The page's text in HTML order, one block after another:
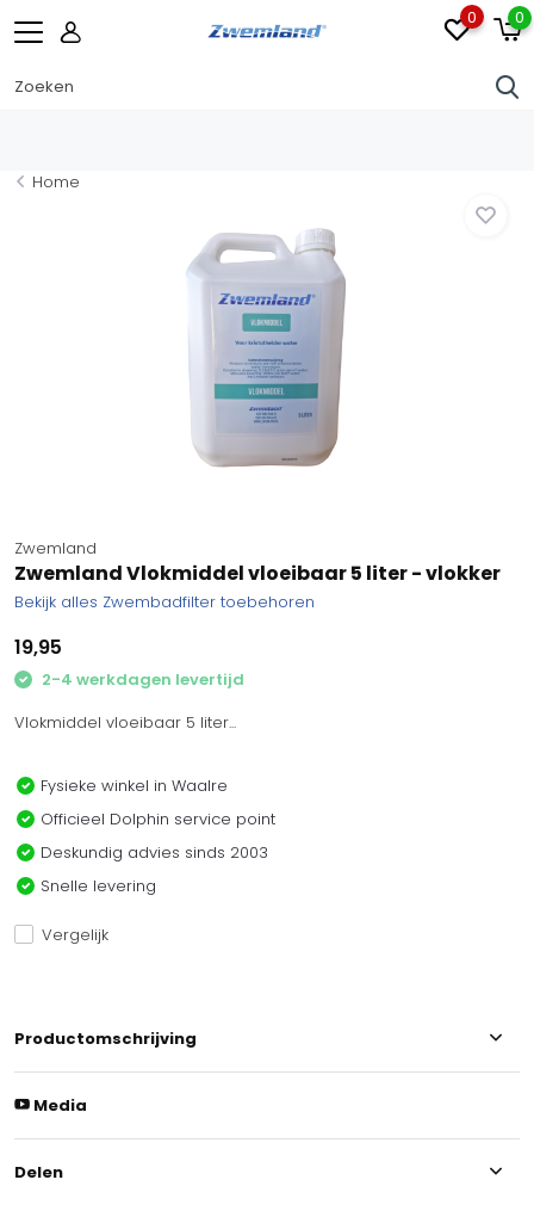
0 0
Home
Zwemland
Zwemland Vlokmiddel vloeibaar 5 liter - vlokker
Bekijk alles Zwembadfilter toebehoren
19,95
2-4 werkdagen levertijd
Vlokmiddel vloeibaar 5 liter...
Fysieke winkel in Waalre
Officieel Dolphin service point
Deskundig advies sinds 2003
Snelle levering
Vergelijk
Productomschrijving
Media
Delen